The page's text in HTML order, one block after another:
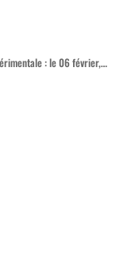
: le 06 février,…